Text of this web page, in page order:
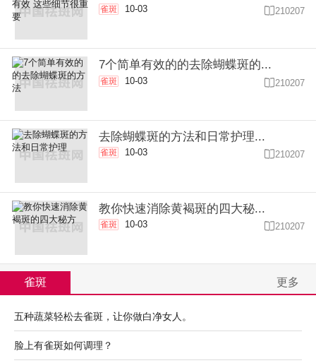
雀斑 10-03  210207
7个简单有效的的去除蝴蝶斑的...
雀斑 10-03 210207
去除蝴蝶斑的方法和日常护理...
雀斑 10-03 210207
教你快速消除黄褐斑的四大秘...
雀斑 10-03  210207
雀斑 更多
五种蔬菜轻松去雀斑，让你做白净女人。
脸上有雀斑如何调理？